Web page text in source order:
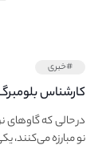
#خبری
کارشناس
معرض خطر
نو مبارزه می‌کنند،